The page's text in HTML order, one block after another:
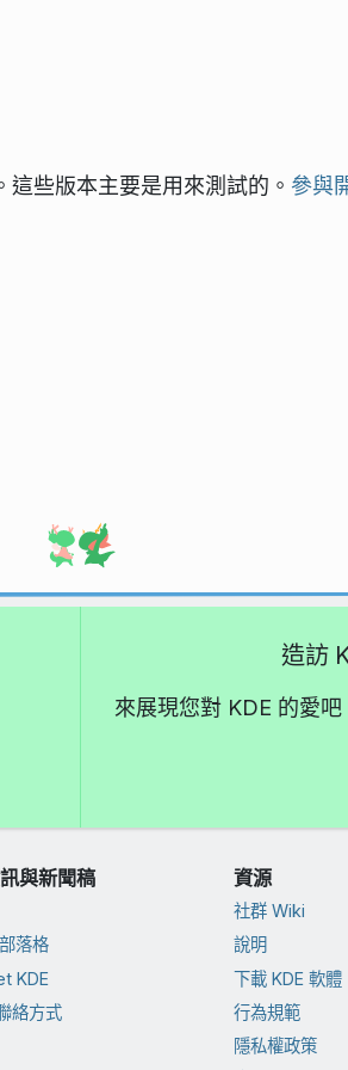
這些版本主要是用來測試的。 參與
造訪
來展現您對 KDE 的愛
與新聞稿
落格
KDE
絡方式
資源
社群 Wiki
說明
下載 KDE 軟體
行為規範
隱私權政策